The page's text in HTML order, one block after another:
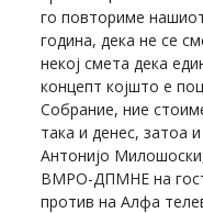
го повториме
година, дека не се
некој смета дека
концепт којшто е
Собрание, ние
така и денес, затоа
Антонијо
ВМРО-ДПМНЕ на
против на Алфа